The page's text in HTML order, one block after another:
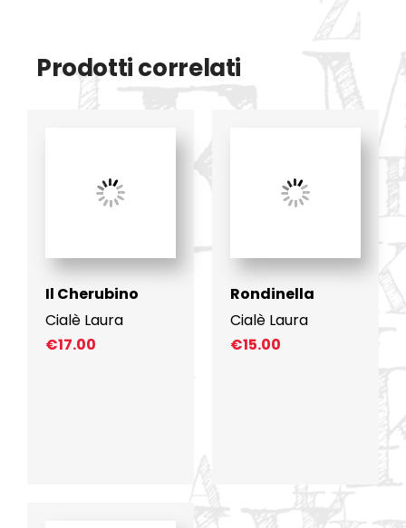
Prodotti correlati
Il Cherubino
Cialè Laura
€17.00
Rondinella
Cialè Laura
€15.00